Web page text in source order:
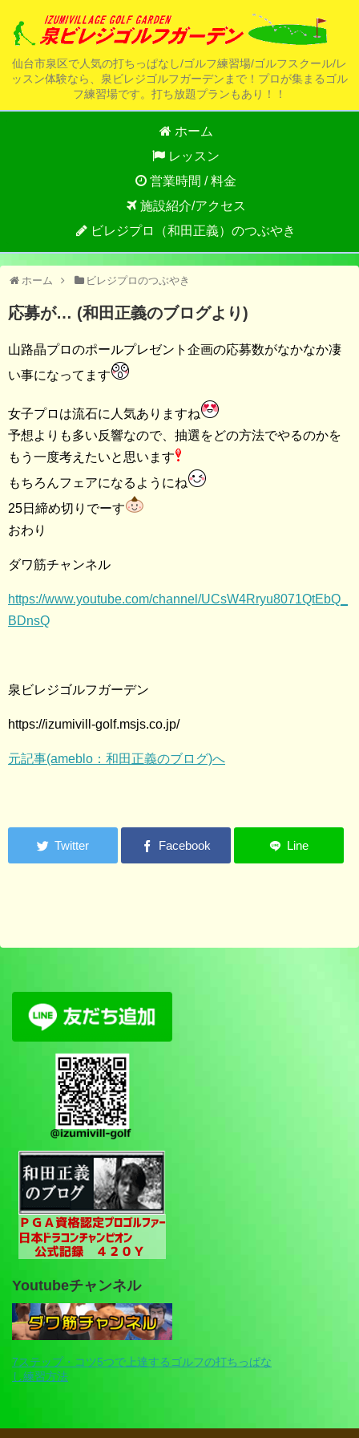
仙台市泉区で人気の打ちっぱなし/ゴルフ練習場/ゴルフスクール/レ
ッスン体験なら、泉ビレジゴルフガーデンまで！プロが集まるゴル
フ練習場です。打ち放題プランもあり！！
ホーム
レッスン
営業時間 / 料金
施設紹介/アクセス
ビレジプロ（和田正義）のつぶやき
ホーム ビレジプロのつぶやき
応募が… (和田正義のブログより)
山路晶プロのポールプレゼント企画の応募数がなかなか凄
い事になってます
女子プロは流石に人気ありますね
予想よりも多い反響なので、抽選をどの方法でやるのかを
もう一度考えたいと思います
もちろんフェアになるようにね
25日締め切りでーす
おわり
ダワ筋チャンネル
https://www.youtube.com/channel/UCsW4Rryu8071QtEbQ_
BDnsQ
泉ビレジゴルフガーデン
https://izumivill-golf.msjs.co.jp/
元記事(ameblo：和田正義のブログ)へ
Youtubeチャンネル
7ステップ・コツ5つで上達するゴルフの打ちっぱな
し練習方法